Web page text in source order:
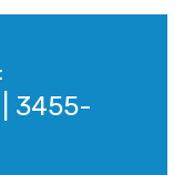
| 3455-